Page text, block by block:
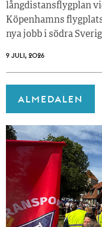
långdistansflygplan
Köpenhamns
nya jobb i södra
9 JULI, 2026
ALMEDALEN